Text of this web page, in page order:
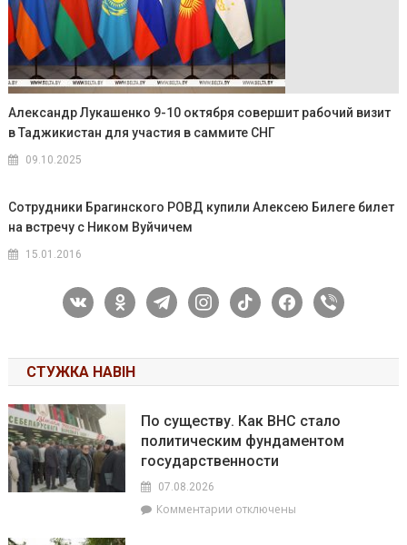
Александр Лукашенко 9-10 октября совершит рабочий визит
в Таджикистан для участия в саммите СНГ
09.10.2025
Сотрудники Брагинского РОВД купили Алексею Билеге билет
на встречу с Ником Вуйчичем
15.01.2016
vkontakteodnoklassniki
telegraminstagram
tiktok facebook
viber
СТУЖКА НАВІН
По существу. Как ВНС стало
политическим фундаментом
государственности
07.08.2026
Комментарии котключены